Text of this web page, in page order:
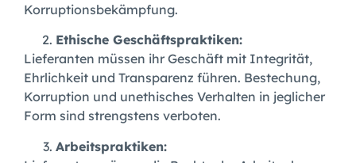
Korruptionsbekämpfung.
Ethische Geschäftspraktiken:
Lieferanten müssen ihr Geschäft mit Integrität,
Ehrlichkeit und Transparenz führen. Bestechung,
Korruption und unethisches Verhalten in jeglicher
Form sind strengstens verboten.
Arbeitspraktiken: